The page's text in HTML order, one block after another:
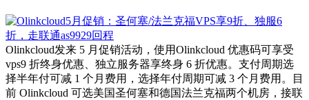
Olinkcloud发来 5 月促销活动，使用Olinkcloud 优惠码可享受
vps9 折终身优惠、独立服务器享终身 6 折优惠。支付周期选
择半年付可减 1 个月费用，选择年付周期可减 3 个月费用。目
前 Olinkcloud 可选美国圣何塞和德国法兰克福两个机房，接联